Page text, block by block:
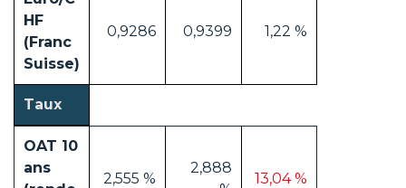
HF
(Franc
Suisse)
0,9286 0,9399 1,22 %
Taux
OAT 10
ans
2,555 %
2,888
13,04 %